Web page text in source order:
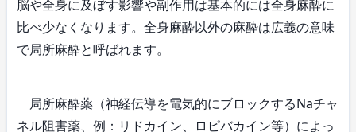
脳や全身に及ぼす影響や副作用は基本的には全身麻酔に
比べ少なくなります。全身麻酔以外の麻酔は広義の意味
で局所麻酔と呼ばれます。
局所麻酔薬（神経伝導を電気的にブロックするNaチャ
ネル阻害薬、例：リドカイン、ロピバカイン等）によっ